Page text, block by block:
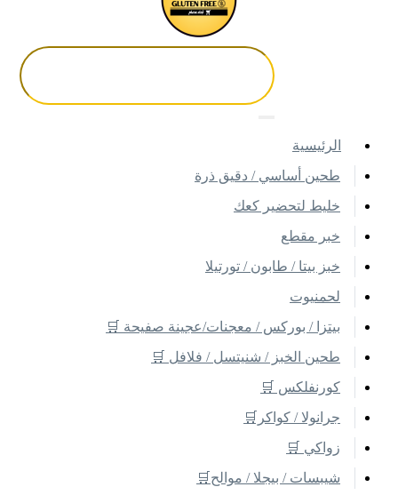
اﻟﺮﺋﻴﺴﻴﺔ
طحين أساسي / دقيق ذرة
خليط لتحضير كعك
خبر مقطع
خبز بيتا / طابون / تورتيلا
لحمنيوت
بيتزا / بوركس / معجنات/عجينة صفيحة 🛒
طحين الخبز / شنيتسل / فلافل 🛒
كورنفلكس 🛒
جرانولا / كواكر🛒
زواكي 🛒
شيبسات / بيجلا / موالح🛒